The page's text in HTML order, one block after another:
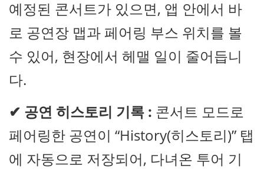
예정된 콘서트가 있으면, 앱 안에서 바
로 공연장 맵과 페어링 부스 위치를 볼
수 있어, 현장에서 헤맬 일이 줄어듭니
다.
✔ 공연 히스토리 기록 : 콘서트 모드로
페어링한 공연이 “History(히스토리)” 탭
에 자동으로 저장되어, 다녀온 투어 기